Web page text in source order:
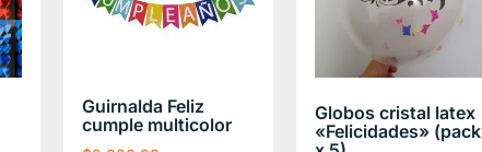
Guirnalda Feliz
cumple multicolor
Globos cristal latex
«Felicidades» (pack